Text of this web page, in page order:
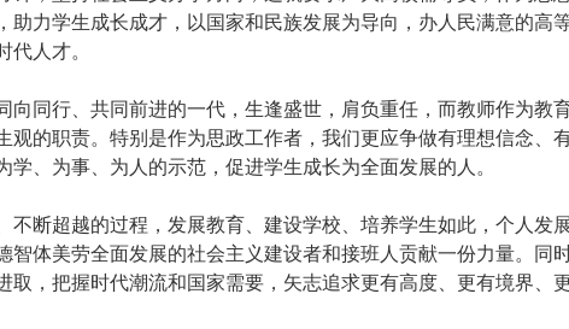
助力学生成长成才，以国家和民族发展为导向，办人民满意的高
代人才。
向同行、共同前进的一代，生逢盛世，肩负重任，而教师作为教
观的职责。特别是作为思政工作者，我们更应争做有理想信念、
学、为事、为人的示范，促进学生成长为全面发展的人。
不断超越的过程，发展教育、建设学校、培养学生如此，个人发
智体美劳全面发展的社会主义建设者和接班人贡献一份力量。同
取，把握时代潮流和国家需要，矢志追求更有高度、更有境界、